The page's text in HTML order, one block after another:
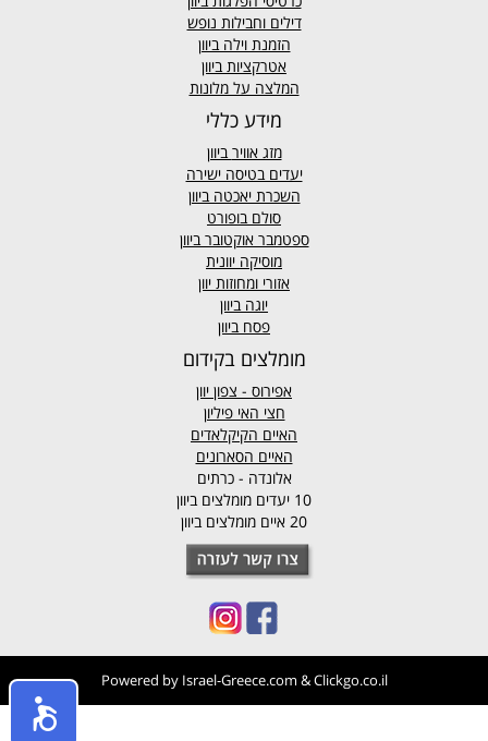
דילים וחבילות נופש
הזמנת וילה ביוון
אטרקציות ביוון
המלצה על מלונות
מידע כללי
מזג אווירביוון
יעדים בטיסה ישירה
השכרת יאכטה ביוון
סולם בופורט
ספטמבר אוקטובר ביוון
מוסיקה יוונית
אזורי ומחוזות יוון
יוגה ביוון
פסח ביוון
מומלצים בקידום
אפירוס - צפון יוון
חצי האי פיליון
האיים הקיקלאדים
האיים הסארונים
אלונדה - כרתים
10 יעדים מומלצים ביוון
20 איים מומלצים ביוון
Powered by Israel-Greece.com &Clickgo.co.il